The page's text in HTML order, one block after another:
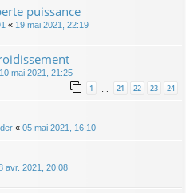
puissance
« 19 mai 2021, 22:19
10 mai 2021, 21:25
1 … 21 22 23 24
« 05 mai 2021, 16:10
avr. 2021, 20:08